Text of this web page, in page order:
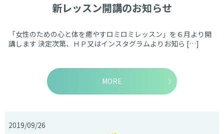
新レッスン開講のお知らせ
「女性のための心と体を癒やすロミロミレッスン」を６月より開
講します 決定次第、ＨＰ又はインスタグラムよりお知ら […]
MORE
2019/09/26